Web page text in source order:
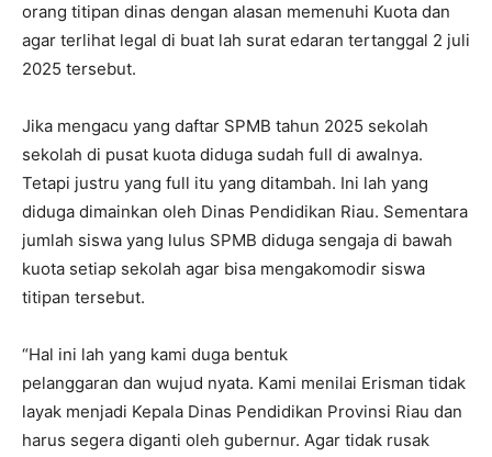
orang titipan dinas dengan alasan memenuhi Kuota dan
agar terlihat legal di buat lah surat edaran tertanggal 2 juli
2025 tersebut.
Jika mengacu yang daftar SPMB tahun 2025 sekolah
sekolah di pusat kuota diduga sudah full di awalnya.
Tetapi justru yang full itu yang ditambah. Ini lah yang
diduga dimainkan oleh Dinas Pendidikan Riau. Sementara
jumlah siswa yang lulus SPMB diduga sengaja di bawah
kuota setiap sekolah agar bisa mengakomodir siswa
titipan tersebut.
“Hal ini lah yang kami duga bentuk
pelanggaran dan wujud nyata. Kami menilai Erisman tidak
layak menjadi Kepala Dinas Pendidikan Provinsi Riau dan
harus segera diganti oleh gubernur. Agar tidak rusak